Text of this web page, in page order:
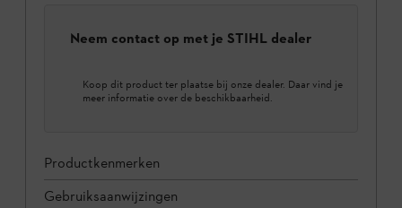
Neem contact op met je STIHL dealer
Koop dit product ter plaatse bij onze dealer. Daar vind je
meer informatie over de beschikbaarheid.
Productkenmerken
Gebruiksaanwijzingen